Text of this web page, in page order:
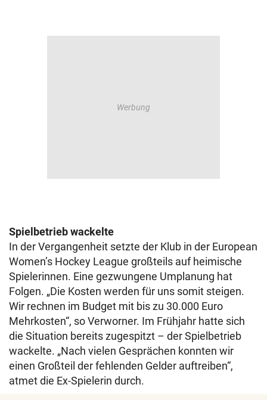
Spielbetrieb wackelte
In der Vergangenheit setzte der Klub in der European
Women’s Hockey League großteils auf heimische
Spielerinnen. Eine gezwungene Umplanung hat
Folgen. „Die Kosten werden für uns somit steigen.
Wir rechnen im Budget mit bis zu 30.000 Euro
Mehrkosten“, so Verworner. Im Frühjahr hatte sich
die Situation bereits zugespitzt – der Spielbetrieb
wackelte. „Nach vielen Gesprächen konnten wir
einen Großteil der fehlenden Gelder auftreiben“,
atmet die Ex-Spielerin durch.